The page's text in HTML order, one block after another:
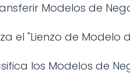
Modelos de
el "Lienzo de
los Modelos de